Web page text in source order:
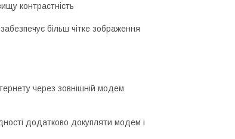
контрастність
більш чітке зображення
через зовнішній модем
додатково докупляти модем і